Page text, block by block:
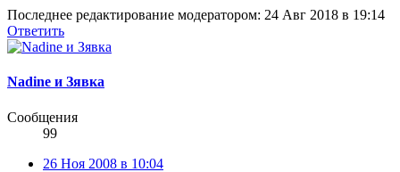
Последнее редактирование модератором: 24 Авг 2018 в 19:14
Ответить
Nadine и Зявка
Сообщения
99
26 Ноя 2008 в 10:04